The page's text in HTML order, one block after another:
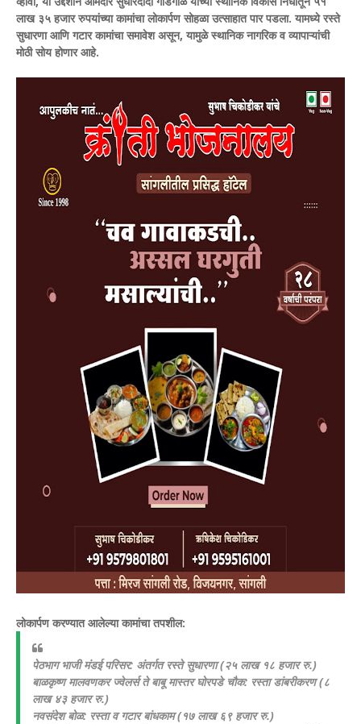
लाख ३५ हजार रुपयांच्या कामांचा लोकार्पण सोहळा उत्साहात पार पडला. यामध्ये रस्ते
सुधारणा आणि गटार कामांचा समावेश असून, यामुळे स्थानिक नागरिक व व्यापाऱ्यांची
मोठी सोय होणार आहे.
​लोकार्पण करण्यात आलेल्या कामांचा तपशील:
​पेठभाग भाजी मंडई परिसर: अंतर्गत रस्ते सुधारणा (२५ लाख १८ हजार रु.)
​बाळकृष्ण मालवणकर ज्वेलर्स ते बाबू मास्तर घोरपडे चौक: रस्ता डांबरीकरण (८
लाख ४३ हजार रु.)
​नवसंदेश बोळ: रस्ता व गटार बांधकाम (१७ लाख ६९ हजार रु.)